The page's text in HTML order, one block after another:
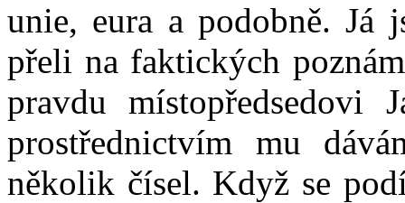
unie, eura a podobně. Já
přeli na faktických
pravdu místopředsedovi
prostřednictvím mu
několik čísel. Když se